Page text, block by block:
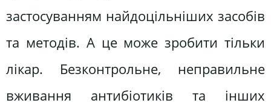
застосуванням найдоцільніших засобів
та методів. А це може зробити тільки
лікар. Безконтрольне, неправильне
вживання антибіотиків та інших